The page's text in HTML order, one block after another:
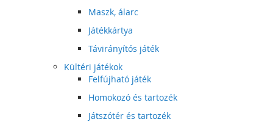
Maszk, álarc
Játékkártya
Távirányítós játék
Kültéri játékok
Felfújható játék
Homokozó és tartozék
Játszótér és tartozék